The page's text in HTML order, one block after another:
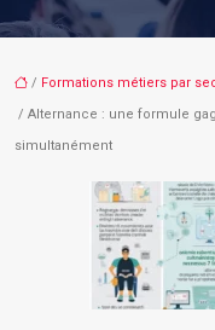
/ Formations métiers par
/ Alternance : une formule
simultanément